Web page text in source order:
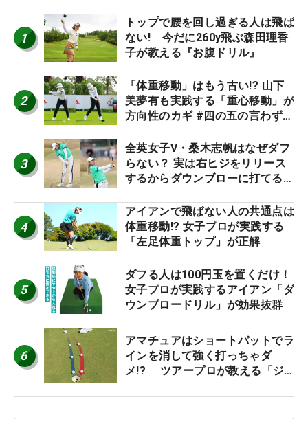
1
トップで腰を回し過ぎる人は飛ば
ない! 今だに260y飛ぶ森田理香
子が教える『お腹ドリル』
2
「体重移動」はもう古い!? 山下
美夢有も実践する「重心移動」が
方向性のカギ #四の五の言わず振
3
全英女子V・桑木志帆はなぜダフ
らない？ 実は右ヒジをリリース
するからダウンブローに打てる #
4
アイアンで飛ばない人の共通点は
体重移動!? 女子プロが実践する
「左足体重トップ」が正解
5
ダフる人は100円玉を置くだけ！
女子プロが実践するアイアン「ダ
ウンブロードリル」が効果抜群
6
アマチュアはショートパットでラ
インを消して強く打っちゃダ
メ!? ツアープロが教える「ジ
減するワケ